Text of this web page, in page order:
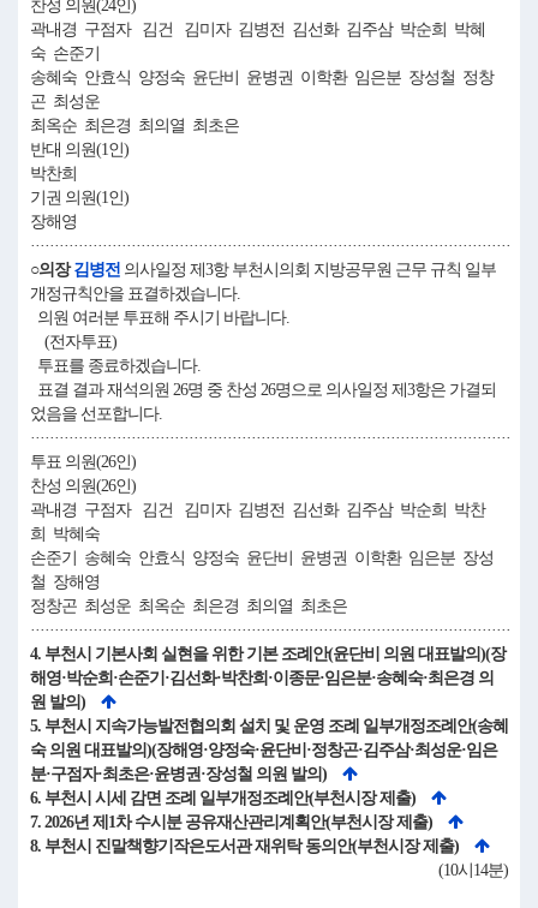
찬성 의원(24인)
곽내경 구점자 김건 김미자 김병전 김선화 김주삼 박순희 박혜
숙 손준기
송혜숙 안효식 양정숙 윤단비 윤병권 이학환 임은분 장성철 정창
곤 최성운
최옥순 최은경 최의열 최초은
반대 의원(1인)
박찬희
기권 의원(1인)
장해영
····································································································
○의장김병전 의사일정 제3항 부천시의회 지방공무원 근무 규칙 일부
개정규칙안을 표결하겠습니다.
의원 여러분 투표해 주시기 바랍니다.
(전자투표)
투표를 종료하겠습니다.
표결 결과 재석의원 26명 중 찬성 26명으로 의사일정 제3항은 가결되
었음을 선포합니다.
····································································································
투표 의원(26인)
찬성 의원(26인)
곽내경 구점자 김건 김미자 김병전 김선화 김주삼 박순희 박찬
희 박혜숙
손준기 송혜숙 안효식 양정숙 윤단비 윤병권 이학환 임은분 장성
철 장해영
정창곤 최성운 최옥순 최은경 최의열 최초은
····································································································
4. 부천시 기본사회 실현을 위한 기본 조례안(윤단비 의원 대표발의)(장
해영·박순희·손준기·김선화·박찬희·이종문·임은분·송혜숙·최은경 의
원 발의)
5. 부천시 지속가능발전협의회 설치 및 운영 조례 일부개정조례안(송혜
숙 의원 대표발의)(장해영·양정숙·윤단비·정창곤·김주삼·최성운·임은
분·구점자·최초은·윤병권·장성철 의원 발의)
6. 부천시 시세 감면 조례 일부개정조례안(부천시장 제출)
7. 2026년 제1차 수시분 공유재산관리계획안(부천시장 제출)
8. 부천시 진말책향기작은도서관 재위탁 동의안(부천시장 제출)
(10시14분)